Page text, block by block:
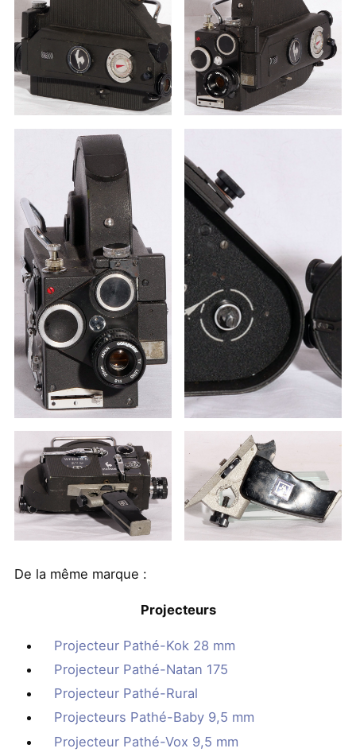
De la même marque :
Projecteurs
Projecteur Pathé-Kok 28 mm
Projecteur Pathé-Natan 175
Projecteur Pathé-Rural
Projecteurs Pathé-Baby 9,5 mm
Projecteur Pathé-Vox 9,5 mm